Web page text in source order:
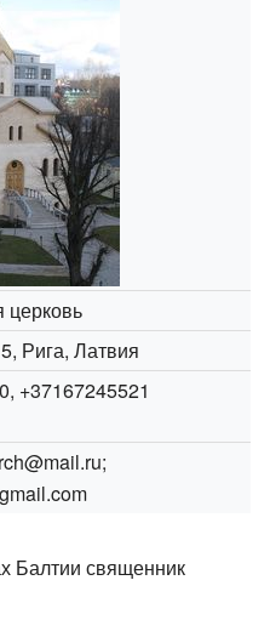
Рига, Латвия
+37167245521
Балтии священник